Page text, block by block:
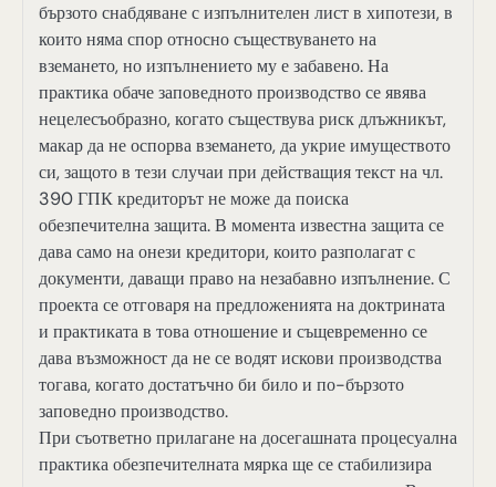
бързото снабдяване с изпълнителен лист в хипотези, в
които няма спор относно съществуването на
вземането, но изпълнението му е забавено. На
практика обаче заповедното производство се явява
нецелесъобразно, когато съществува риск длъжникът,
макар да не оспорва вземането, да укрие имуществото
си, защото в тези случаи при действащия текст на чл.
390 ГПК кредиторът не може да поиска
обезпечителна защита. В момента известна защита се
дава само на онези кредитори, които разполагат с
документи, даващи право на незабавно изпълнение. С
проекта се отговаря на предложенията на доктрината
и практиката в това отношение и същевременно се
дава възможност да не се водят искови производства
тогава, когато достатъчно би било и по-бързото
заповедно производство.
При съответно прилагане на досегашната процесуална
практика обезпечителната мярка ще се стабилизира